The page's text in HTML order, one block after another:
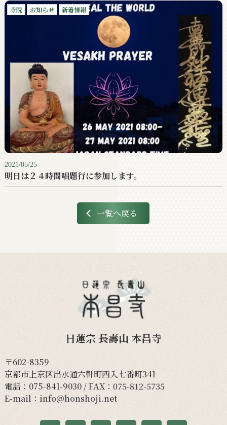
寺院 お知らせ 新着情報
2021/05/25
明日は２４時間唱題行に参加します。
一覧へ戻る
日蓮宗 長壽山 本昌寺
〒602-8359
京都市上京区出水通六軒町西入七番町341
電話： 075-841-9030/ FAX：075-812-5735
E-mail： info@honshoji.net